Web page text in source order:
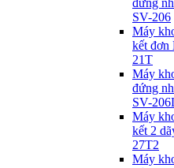
đứng
SV-206
Máy
kết đơn
21T
Máy
đứng
SV-
Máy
kết 2
27T2
Máy